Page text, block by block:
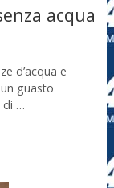
acqua
d’acqua e
guasto
di …